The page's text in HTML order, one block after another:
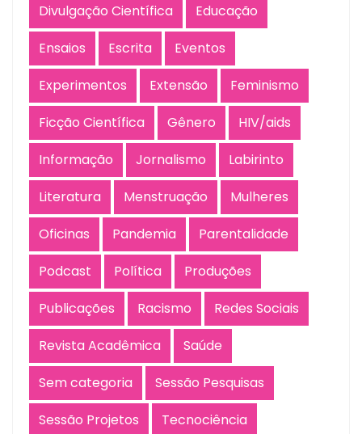
Divulgação Científica
Educação
Ensaios
Escrita
Eventos
Experimentos
Extensão
Feminismo
Ficção Científica
Gênero
HIV/aids
Informação
Jornalismo
Labirinto
Literatura
Menstruação
Mulheres
Oficinas
Pandemia
Parentalidade
Podcast
Política
Produções
Publicações
Racismo
Redes Sociais
Revista Acadêmica
Saúde
Sem categoria
Sessão Pesquisas
Sessão Projetos
Tecnociência